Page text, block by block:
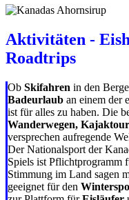
Aktivitäten -
Roadtrips
Ob Skifahren in den
Badeurlaub an einem der
ist für alles zu haben. Die
Wanderwegen,
versprechen aufregende
Der Nationalsport der
Spiels ist Pflichtprogramm
Stimmung im Land sagen
geeignet für den